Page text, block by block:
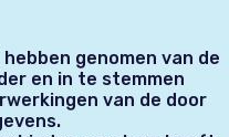
genomen van de
en in te stemmen
van de door